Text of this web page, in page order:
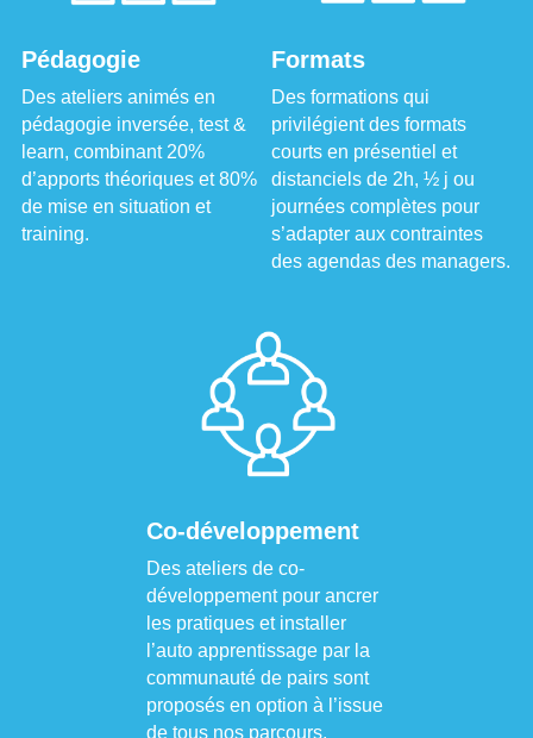
Pédagogie
Des ateliers animés en
pédagogie inversée, test &
learn, combinant 20%
d’apports théoriques et 80%
de mise en situation et
training.
Formats
Des formations qui
privilégient des formats
courts en présentiel et
distanciels de 2h, ½ j ou
journées complètes pour
s’adapter aux contraintes
des agendas des managers.
Co-développement
Des ateliers de co-
développement pour ancrer
les pratiques et installer
l’auto apprentissage par la
communauté de pairs sont
proposés en option à l’issue
de tous nos parcours.